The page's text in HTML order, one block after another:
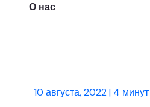
О нас
10 августа, 2022| 4